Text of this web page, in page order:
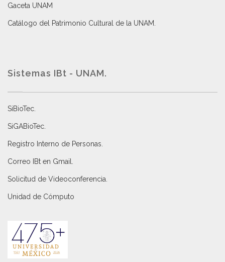
Gaceta UNAM
Catálogo del Patrimonio Cultural de la UNAM.
Sistemas IBt - UNAM.
SiBioTec
SiGABioTec.
Registro Interno de Personas
Correo IBt en Gmail
Solicitud de Videoconferencia.
Unidad de Cómputo